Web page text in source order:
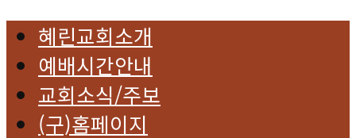
혜린교회소개
예배시간안내
교회소식/주보
(구)홈페이지